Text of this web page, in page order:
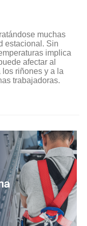
muchas
estacional. Sin
implica
afectar al
riñones y a la
trabajadoras.